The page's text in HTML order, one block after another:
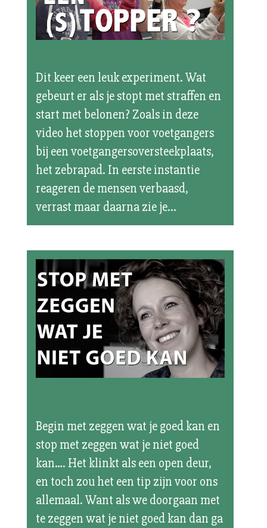
Dit keer een leuk experiment. Wat
gebeurt er als je stopt met straffen en
start met belonen? Zoals in deze
video het stoppen voor voetgangers
bij een voetgangersoversteekplaats,
het zebrapad. In eerste instantie
reageren de mensen verbaasd,
verrast maar daarna zie je...
Begin met zeggen wat je goed kan en
stop met zeggen wat je niet goed
kan…. Het klinkt als een open deur,
en toch zou het een tip zijn voor ons
allemaal. Want als we doorgaan met
te zeggen wat je niet goed kan dan ga